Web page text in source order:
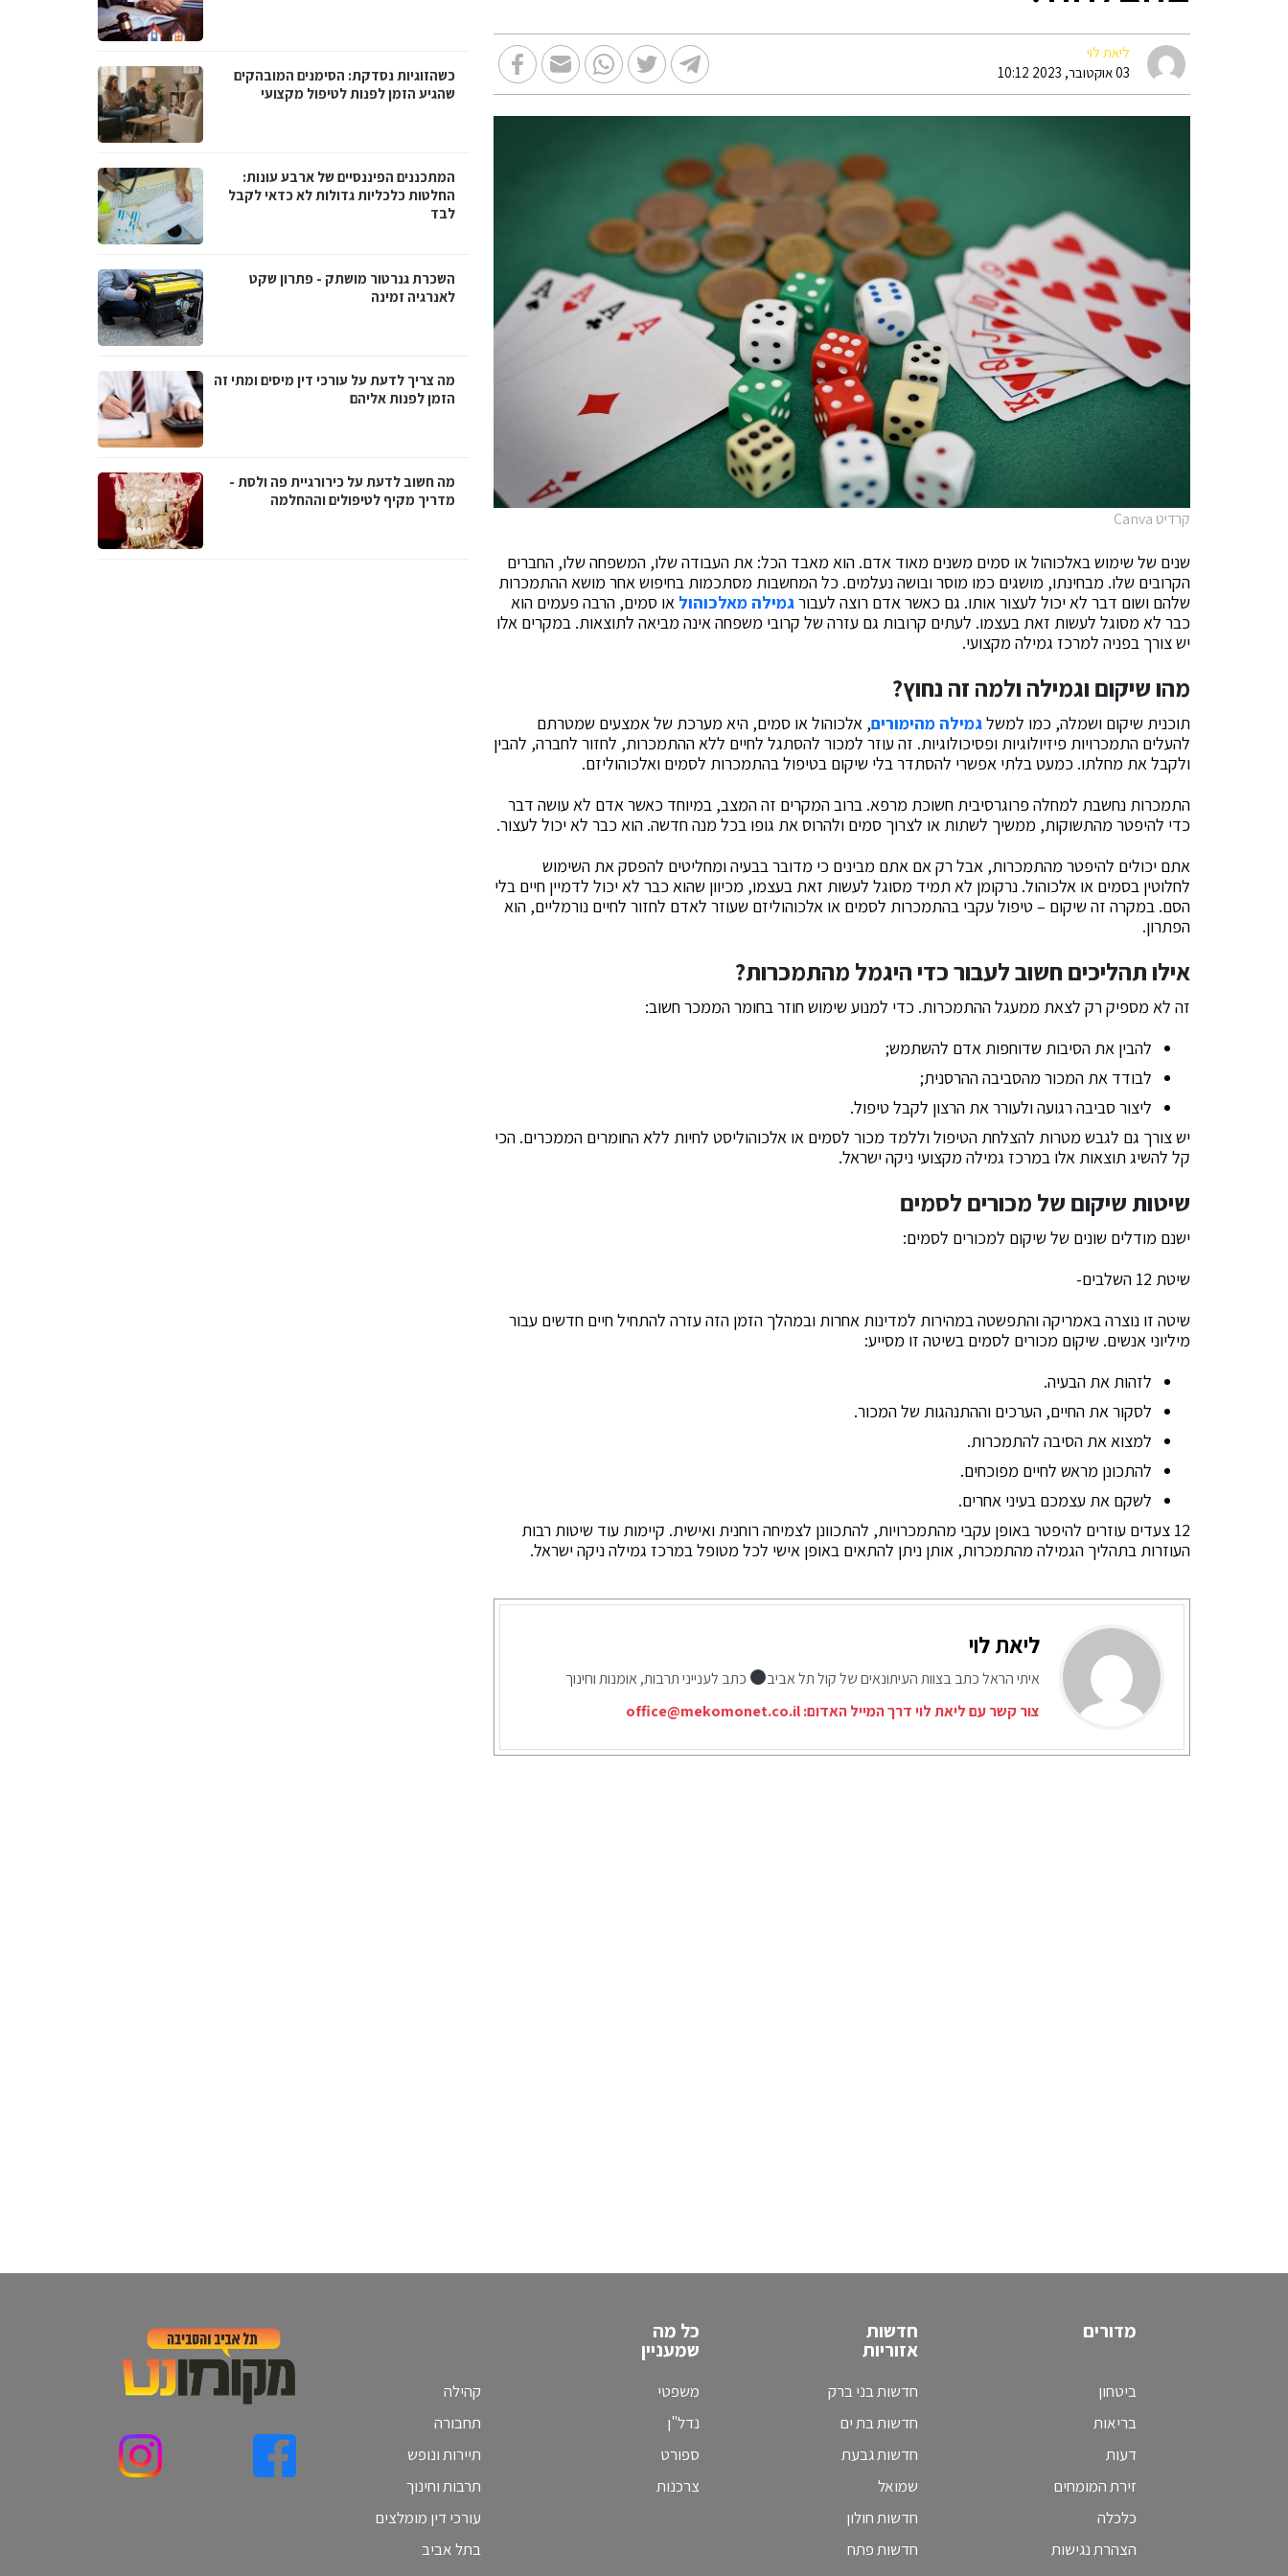
ליאת לוי
03 אוקטובר, 2023 10:12
קרדיט Canva
שנים של שימוש באלכוהול או סמים משנים מאוד אדם. הוא מאבד הכל: את העבודה שלו, המשפחה שלו, החברים
הקרובים שלו. מבחינתו, מושגים כמו מוסר ובושה נעלמים. כל המחשבות מסתכמות בחיפוש אחר מושא ההתמכרות
שלהם ושום דבר לא יכול לעצור אותו. גם כאשר אדם רוצה לעבורגמילה מאלכוהול או סמים, הרבה פעמים הוא
כבר לא מסוגל לעשות זאת בעצמו. לעתים קרובות גם עזרה של קרובי משפחה אינה מביאה לתוצאות. במקרים אלו
יש צורך בפניה למרכז גמילה מקצועי.
מהו שיקום וגמילה ולמה זה נחוץ?
תוכנית שיקום ושמלה, כמו למשלגמילה מהימורים, אלכוהול או סמים, היא מערכת של אמצעים שמטרתם
להעלים התמכרויות פיזיולוגיות ופסיכולוגיות. זה עוזר למכור להסתגל לחיים ללא ההתמכרות, לחזור לחברה, להבין
ולקבל את מחלתו. כמעט בלתי אפשרי להסתדר בלי שיקום בטיפול בהתמכרות לסמים ואלכוהוליזם.
התמכרות נחשבת למחלה פרוגרסיבית חשוכת מרפא. ברוב המקרים זה המצב, במיוחד כאשר אדם לא עושה דבר
כדי להיפטר מהתשוקות, ממשיך לשתות או לצרוך סמים ולהרוס את גופו בכל מנה חדשה. הוא כבר לא יכול לעצור.
אתם יכולים להיפטר מהתמכרות, אבל רק אם אתם מבינים כי מדובר בבעיה ומחליטים להפסק את השימוש
לחלוטין בסמים או אלכוהול. נרקומן לא תמיד מסוגל לעשות זאת בעצמו, מכיוון שהוא כבר לא יכול לדמיין חיים בלי
הסם. במקרה זה שיקום – טיפול עקבי בהתמכרות לסמים או אלכוהוליזם שעוזר לאדם לחזור לחיים נורמליים, הוא
הפתרון.
אילו תהליכים חשוב לעבור כדי היגמל מהתמכרות?
זה לא מספיק רק לצאת ממעגל ההתמכרות. כדי למנוע שימוש חוזר בחומר הממכר חשוב:
להבין את הסיבות שדוחפות אדם להשתמש;
לבודד את המכור מהסביבה ההרסנית;
ליצור סביבה רגועה ולעורר את הרצון לקבל טיפול.
יש צורך גם לגבש מטרות להצלחת הטיפול וללמד מכור לסמים או אלכוהוליסט לחיות ללא החומרים הממכרים. הכי
קל להשיג תוצאות אלו במרכז גמילה מקצועי ניקה ישראל.
שיטות שיקום של מכורים לסמים
ישנם מודלים שונים של שיקום למכורים לסמים:
שיטת 12 השלבים-
שיטה זו נוצרה באמריקה והתפשטה במהירות למדינות אחרות ובמהלך הזמן הזה עזרה להתחיל חיים חדשים עבור
מיליוני אנשים. שיקום מכורים לסמים בשיטה זו מסייע:
לזהות את הבעיה.
לסקור את החיים, הערכים וההתנהגות של המכור.
למצוא את הסיבה להתמכרות.
להתכונן מראש לחיים מפוכחים.
לשקם את עצמכם בעיני אחרים.
12 צעדים עוזרים להיפטר באופן עקבי מהתמכרויות, להתכוונן לצמיחה רוחנית ואישית. קיימות עוד שיטות רבות
העוזרות בתהליך הגמילה מהתמכרות, אותן ניתן להתאים באופן אישי לכל מטופל במרכז גמילה ניקה ישראל.
ליאת לוי
איתי הראל כתב בצוות העיתונאים של קול תל אביב
כתב לענייני תרבות, אומנות וחינוך
צור קשר עם ליאת לוי דרך המייל האדום:office@mekomonet.co.il
כשהזוגיות נסדקת: הסימנים המובהקים
שהגיע הזמן לפנות לטיפול מקצועי
המתכננים הפיננסיים של ארבע עונות:
החלטות כלכליות גדולות לא כדאי לקבל
לבד
השכרת גנרטור מושתק - פתרון שקט
לאנרגיה זמינה
מה צריך לדעת על עורכי דין מיסים ומתי זה
הזמן לפנות אליהם
מה חשוב לדעת על כירורגיית פה ולסת -
מדריך מקיף לטיפולים וההחלמה
מדורים
ביטחון
בריאות
דעות
זירת המומחים
כלכלה
הצהרת נגישות
חדשות
אזוריות
חדשות בני ברק
חדשות בת ים
חדשות גבעת
שמואל
חדשות חולון
חדשות פתח
כל מה
שמעניין
משפטי
נדל"ן
ספורט
צרכנות
קהילה
תחבורה
תיירות ונופש
תרבות וחינוך
עורכי דין מומלצים
בתל אביב